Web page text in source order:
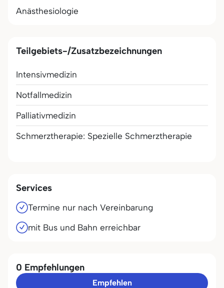
Anästhesiologie
Teilgebiets-/Zusatzbezeichnungen
Intensivmedizin
Notfallmedizin
Palliativmedizin
Schmerztherapie: Spezielle Schmerztherapie
Services
Termine nur nach Vereinbarung
mit Bus und Bahn erreichbar
0 Empfehlungen
Empfehlen